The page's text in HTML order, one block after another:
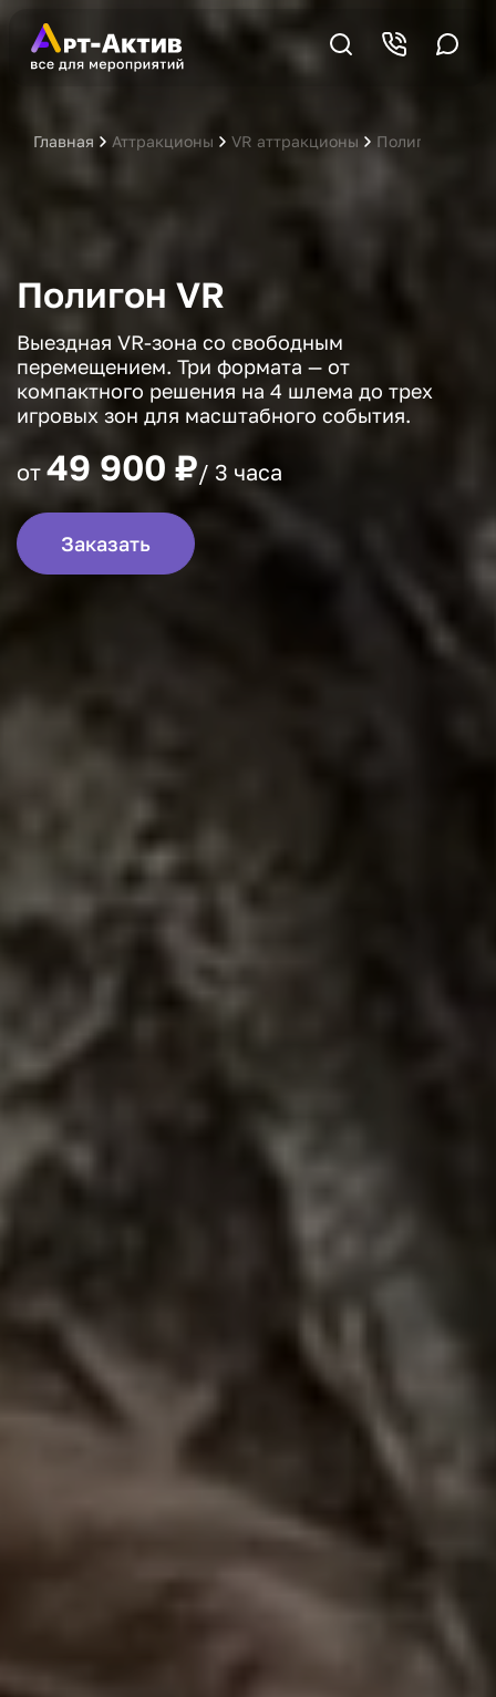
Главная Аттракционы VR аттракционы Полигон VR
Полигон VR
Выездная VR-зона со свободным
перемещением. Три формата — от
компактного решения на 4 шлема до трех
игровых зон для масштабного события.
от 49 900 ₽/ 3 часа
Заказать